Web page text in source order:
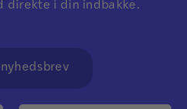
direkte i din indbakke.
nyhedsbrev